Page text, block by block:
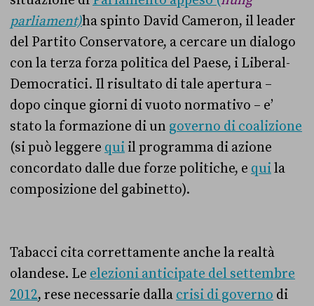
parliament)ha spinto David Cameron, il leader
del Partito Conservatore, a cercare un dialogo
con la terza forza politica del Paese, i Liberal-
Democratici. Il risultato di tale apertura –
dopo cinque giorni di vuoto normativo – e’
stato la formazione di un governo di coalizione
(si può leggere qui il programma di azione
concordato dalle due forze politiche, e quila
composizione del gabinetto).
Tabacci cita correttamente anche la realtà
olandese. Le elezioni anticipate del settembre
2012, rese necessarie dalla crisi di governo di